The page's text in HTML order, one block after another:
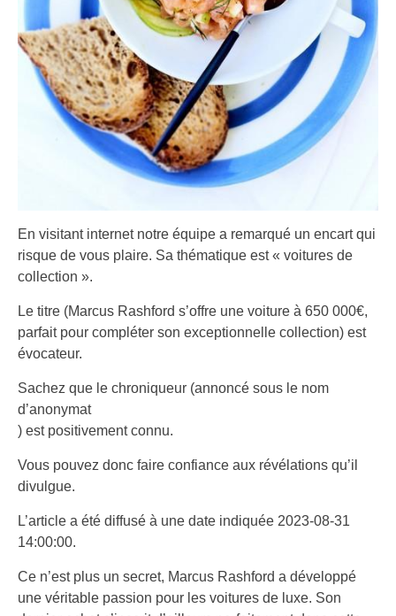
En visitant internet notre équipe a remarqué un encart qui
risque de vous plaire. Sa thématique est « voitures de
collection ».
Le titre (Marcus Rashford s’offre une voiture à 650 000€,
parfait pour compléter son exceptionnelle collection) est
évocateur.
Sachez que le chroniqueur (annoncé sous le nom
d’anonymat
) est positivement connu.
Vous pouvez donc faire confiance aux révélations qu’il
divulgue.
L’article a été diffusé à une date indiquée 2023-08-31
14:00:00.
Ce n’est plus un secret, Marcus Rashford a développé
une véritable passion pour les voitures de luxe. Son